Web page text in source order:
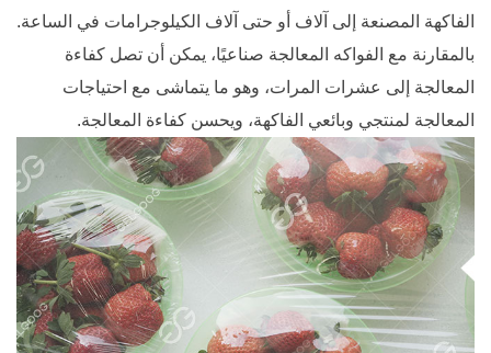
الفاكهة المصنعة إلى آلاف أو حتى آلاف الكيلوجرامات في الساعة.
بالمقارنة مع الفواكه المعالجة صناعيًا، يمكن أن تصل كفاءة
المعالجة إلى عشرات المرات، وهو ما يتماشى مع احتياجات
المعالجة لمنتجي وبائعي الفاكهة، ويحسن كفاءة المعالجة.